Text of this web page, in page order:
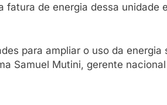
de energia dessa unidade
para ampliar o uso da energia
Samuel Mutini, gerente